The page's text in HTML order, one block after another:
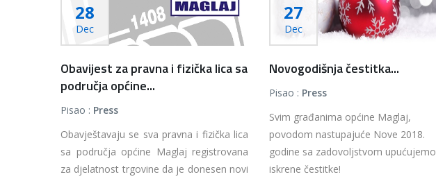
28
Dec
Obavijest za pravna i fizička lica sa
područja općine...
Pisao : Press
Obavještavaju se sva pravna i fizička lica
sa područja općine Maglaj registrovana
za djelatnost trgovine da je donesen novi
27
Dec
Novogodišnja čestitka...
Pisao : Press
Svim građanima općine Maglaj,
povodom nastupajuće Nove 2018.
godine sa zadovoljstvom upućujemo
iskrene čestitke!